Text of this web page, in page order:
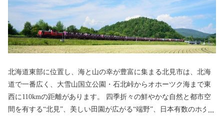
北海道東部に位置し、海と山の幸が豊富に集まる北見市は、北海
道で一番広く、大雪山国立公園・石北峠からオホーツク海まで東
西に110kmの距離があります。 四季折々の鮮やかな自然と都市空
間を有する“北見”、美しい田園が広がる“端野”、日本有数のホタテ